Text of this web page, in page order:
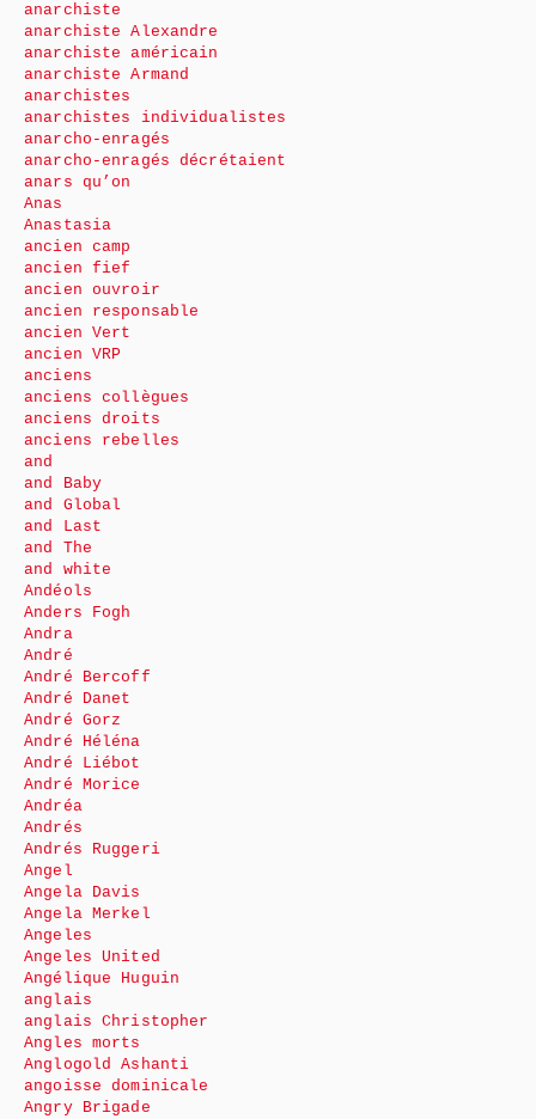
anarchiste
anarchiste Alexandre
anarchiste américain
anarchiste Armand
anarchistes
anarchistes individualistes
anarcho-enragés
anarcho-enragés décrétaient
anars qu’on
Anas
Anastasia
ancien camp
ancien fief
ancien ouvroir
ancien responsable
ancien Vert
ancien VRP
anciens
anciens collègues
anciens droits
anciens rebelles
and
and Baby
and Global
and Last
and The
and white
Andéols
Anders Fogh
Andra
André
André Bercoff
André Danet
André Gorz
André Héléna
André Liébot
André Morice
Andréa
Andrés
Andrés Ruggeri
Angel
Angela Davis
Angela Merkel
Angeles
Angeles United
Angélique Huguin
anglais
anglais Christopher
Angles morts
Anglogold Ashanti
angoisse dominicale
Angry Brigade